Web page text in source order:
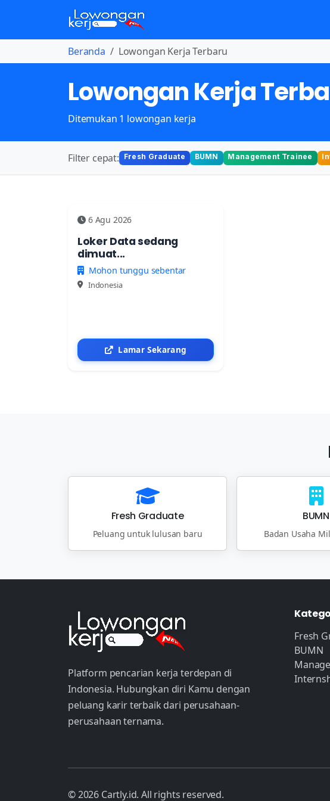
Beranda Lowongan Kerja Terbaru
Lowongan Kerja
Ditemukan 1 lowongan kerja
Filter cepat: Fresh Graduate BUMN Management Trainee
6 Agu 2026
Loker Data sedang
dimuat...
Mohon tunggu sebentar
Indonesia
Lamar Sekarang
Fresh Graduate
Peluang untuk lulusan baru
BUMN
Badan Usaha
Platform pencarian kerja terdepan di
Indonesia. Hubungkan diri Kamu dengan
peluang karir terbaik dari perusahaan-
perusahaan ternama.
Fresh
BUMN
© 2026 Cartly.id. All rights reserved.